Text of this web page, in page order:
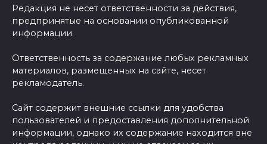
Редакция не несет ответственности за действия,
предпринятые на основании опубликованной
информации.
Ответственность за содержание любых рекламных
материалов, размещенных на сайте, несет
рекламодатель.
Сайт содержит внешние ссылки для удобства
пользователей и предоставления дополнительной
информации, однако их содержание находится вне